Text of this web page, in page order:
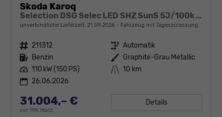
Skoda Karoq
Selection DSG Selec LED SHZ SunS 5J/100k Temp VirtC
unverbindliche Lieferzeit: 21.09.2026 Fahrzeug mit Tageszulassung
Fahrzeugnr. 211312 Getriebe Automatik
Kraftstoff Benzin Außenfarbe Graphite-Grau Metallic
Leistung 110 kW (150 PS) Kilometerstand 10 km
26.06.2026
31.004,– €
incl. 19% MwSt.
Details